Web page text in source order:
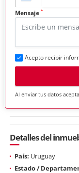
Mensaje *
Acepto recibir
Al enviar tus datos
Detalles del
País: Uruguay
Estado /